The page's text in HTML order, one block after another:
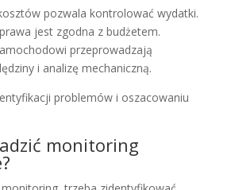
pozwala kontrolować wydatki.
jest zgodna z budżetem.
przeprowadzają
i analizę mechaniczną.
problemów i oszacowaniu
monitoring